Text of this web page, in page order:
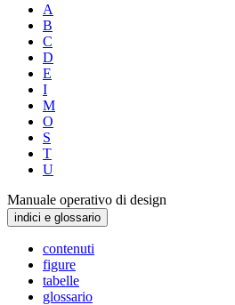
A
B
C
D
E
I
M
O
S
T
U
Manuale operativo di design
indici e glossario
contenuti
figure
tabelle
glossario